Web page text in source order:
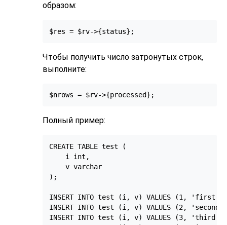
образом:
$res = $rv->{status};
Чтобы получить число затронутых строк,
выполните:
$nrows = $rv->{processed};
Полный пример:
CREATE TABLE test (
    i int,
    v varchar
);
INSERT INTO test (i, v) VALUES (1, 'first
INSERT INTO test (i, v) VALUES (2,
INSERT INTO test (i, v) VALUES (3, 'third